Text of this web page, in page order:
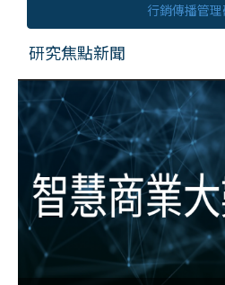
行銷傳播管
研究焦點新聞